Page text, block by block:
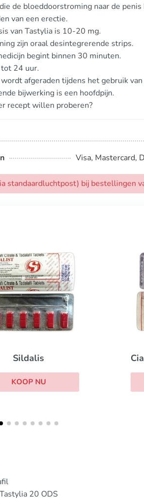
de bloeddoorstroming naar de
van een erectie.
van Tastylia is 10-20 mg.
zijn oraal desintegrerende strips.
begint binnen 30 minuten.
24 uur.
afgeraden tijdens het gebruik
bijwerking is een hoofdpijn.
recept willen proberen?
Visa, Mastercard,
standaardluchtpost) bij bestellingen
Cialis super active
KOOP NU
20 ODS